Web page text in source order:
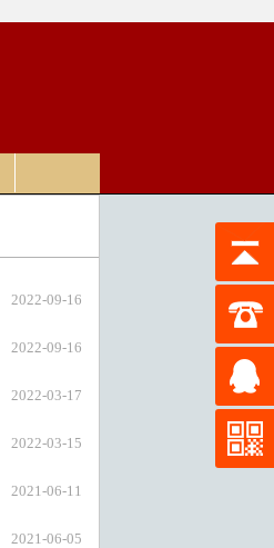
2022-09-16
2022-09-16
2022-03-17
2022-03-15
2021-06-11
2021-06-05